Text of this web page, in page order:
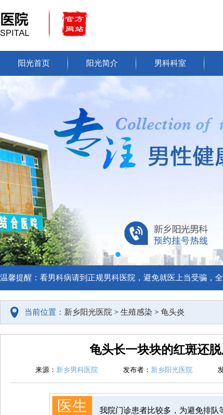
阳光首页 阳光简介 男科科室
温馨提醒：看男科病请到正规男科医院，避免就医上当受骗，
当前位置： 新乡阳光医院 > 生殖感染 > 龟头炎
龟头长一块块的红斑还
来源： 新乡男科医院 发布者： 新乡阳光医院
医生
我院门诊患者比较多，为避免排队